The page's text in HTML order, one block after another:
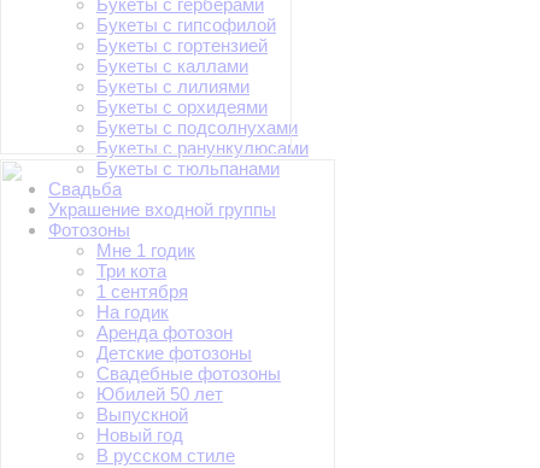
Букеты с герберами
Букеты с гипсофилой
Букеты с гортензией
Букеты с каллами
Букеты с лилиями
Букеты с орхидеями
Букеты с подсолнухами
Букеты с ранункулюсами
Букеты с тюльпанами
Свадьба
Украшение входной группы
Фотозоны
Мне 1 годик
Три кота
1 сентября
На годик
Аренда фотозон
Детские фотозоны
Свадебные фотозоны
Юбилей 50 лет
Выпускной
Новый год
В русском стиле